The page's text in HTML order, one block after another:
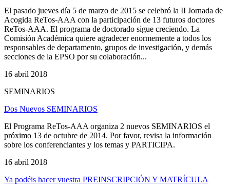
El pasado jueves día 5 de marzo de 2015 se celebró la II Jornada de
Acogida ReTos-AAA con la participación de 13 futuros doctores
ReTos-AAA. El programa de doctorado sigue creciendo. La
Comisión Académica quiere agradecer enormemente a todos los
responsables de departamento, grupos de investigación, y demás
secciones de la EPSO por su colaboración...
16 abril 2018
SEMINARIOS
Dos Nuevos SEMINARIOS
El Programa ReTos-AAA organiza 2 nuevos SEMINARIOS el
próximo 13 de octubre de 2014. Por favor, revisa la información
sobre los conferenciantes y los temas y PARTICIPA.
16 abril 2018
Ya podéis hacer vuestra PREINSCRIPCIÓN Y MATRÍCULA